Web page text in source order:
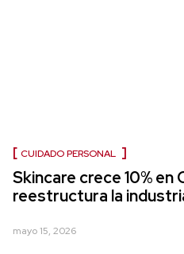
CUIDADO PERSONAL
Skincare crece 10% en
reestructura la
mayo 15, 2026